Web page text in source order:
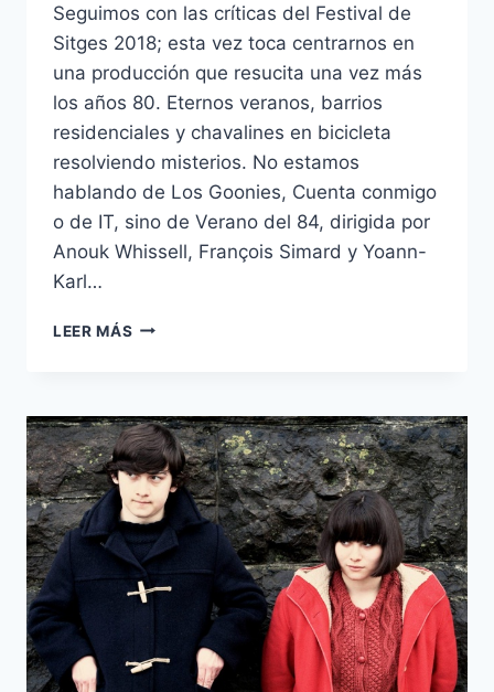
Seguimos con las críticas del Festival de
Sitges 2018; esta vez toca centrarnos en
una producción que resucita una vez más
los años 80. Eternos veranos, barrios
residenciales y chavalines en bicicleta
resolviendo misterios. No estamos
hablando de Los Goonies, Cuenta conmigo
o de IT, sino de Verano del 84, dirigida por
Anouk Whissell, François Simard y Yoann-
Karl…
LEER MÁS ‘VERANO’
LA
OREJA
DE
BLUE
VELVET